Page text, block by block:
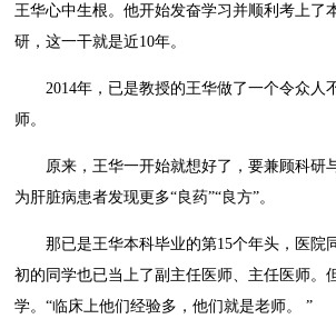
王华心中生根。他开始发奋学习并顺利考上了
研，这一干就是近10年。
2014年，已是教授的王华做了一个令众人
师。
原来，王华一开始就想好了，要兼顾科研与
为肝脏病患者发现更多“良药”“良方”。
那已是王华本科毕业的第15个年头，医院
初的同学也已当上了副主任医师、主任医师。
学。“临床上他们经验多，他们就是老师。 ”